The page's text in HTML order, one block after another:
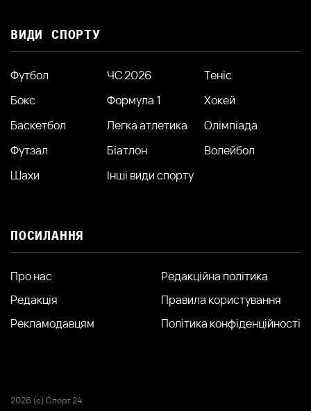
ВИДИ СПОРТУ
Футбол ЧС 2026
Теніс
Бокс
Формула 1
Хокей
Баскетбол
Легка атлетика
Олімпіада
Футзал
Біатлон
Волейбол
Шахи
Інші види спорту
ПОСИЛАННЯ
Про нас
Редакція
Рекламодавцям
Редакційна політика
Правила користування
Політика конфіденційності
2026 (с) Спорт 24